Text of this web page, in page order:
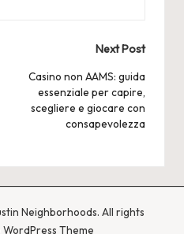
Next Post
Casino non AAMS: guida
essenziale per capire,
scegliere e giocare con
consapevolezza
Neighborhoods. All rights
WordPress Theme